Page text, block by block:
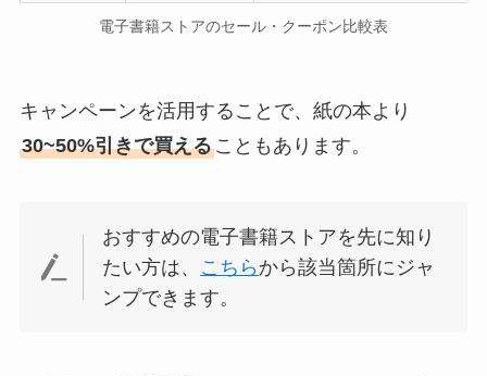
電子書籍ストアのセール・クーポン比較表
キャンペーンを活用することで、紙の本より
30~50%引きで買えることもあります。
おすすめの電子書籍ストアを先に知り
たい方は、 こちら から該当箇所にジャ
ンプできます。